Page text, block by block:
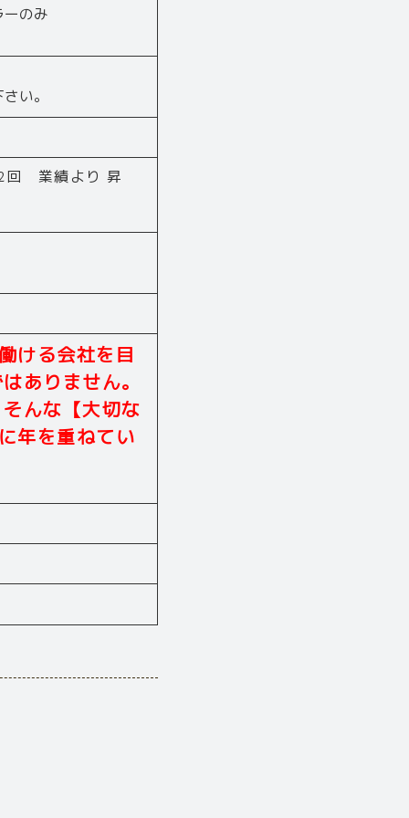
ーのみ
い。
回 業績より 昇
ける会社を目
ありません。
んな【大切な
年を重ねてい